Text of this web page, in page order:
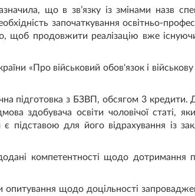
що в зв’язку із змінами назв
започаткування освітньо-
щоб продовжити реалізацію вже
«Про військовий обов'язок і військову
підготовка з БЗВП, обсягом 3 кредити.
здобувача освіти чоловічої статі,
підставою для його відрахування із
компетентності щодо дотримання
щодо доцільності